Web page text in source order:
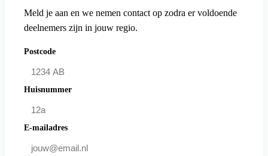
Meld je aan en we nemen contact op zodra er voldoende
deelnemers zijn in jouw regio.
Postcode
Huisnummer
E-mailadres